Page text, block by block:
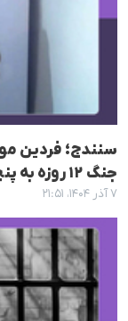
سنندج؛ فردین
جنگ ۱۲ روزه به پنج سال حبس محکوم شد
۷ آذر ۱۴۰۴، ۲۱:۵۱